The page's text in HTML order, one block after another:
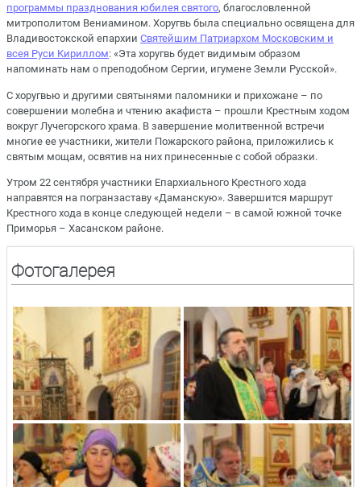
программы празднования юбилея святого, благословленной
митрополитом Вениамином. Хоругвь была специально освящена для
Владивостокской епархии Святейшим Патриархом Московским и
всея Руси Кириллом: «Эта хоругвь будет видимым образом
напоминать нам о преподобном Сергии, игумене Земли Русской».
С хоругвью и другими святынями паломники и прихожане – по
совершении молебна и чтению акафиста – прошли Крестным ходом
вокруг Лучегорского храма. В завершение молитвенной встречи
многие ее участники, жители Пожарского района, приложились к
святым мощам, освятив на них принесенные с собой образки.
Утром 22 сентября участники Епархиального Крестного хода
направятся на погранзаставу «Даманскую». Завершится маршрут
Крестного хода в конце следующей недели – в самой южной точке
Приморья – Хасанском районе.
Фотогалерея